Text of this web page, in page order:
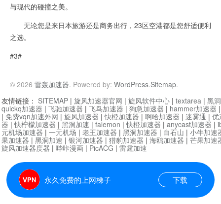
与现代的碰撞之美。
无论您是来日本旅游还是商务出行，23区空港都是您舒适便利
之选。
#3#
© 2026 雷轰加速器. Powered by: WordPress.Sitemap.
永久免费的上网梯子 下载
友情链接： SITEMAP | 旋风加速器官网 | 旋风软件中心 | textarea | 黑
quickq加速器 | 飞驰加速器 | 飞鸟加速器 | 狗急加速器 | hammer加速器
| 免费vqn加速外网 | 旋风加速器 |快橙加速器 | 啊哈加速器 | 迷雾通 | 优
器 |快柠檬加速器 | 黑洞加速 | falemon |快橙加速器 | anycast加速器 |
元机场加速器 | 一元机场 | 老王加速器 | 黑洞加速器 | 白石山 | 小牛加速
果加速器 | 黑洞加速 | 银河加速器 | 猎豹加速器 | 海鸥加速器 | 芒果加速
旋风加速器度器 | 哔咔漫画 | PicACG | 雷霆加速